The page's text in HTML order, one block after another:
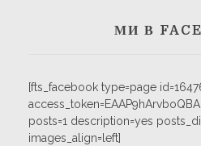
МИ В
[fts_facebook type=page
posts=1 description=yes
images_align=left]